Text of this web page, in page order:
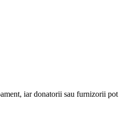
iar donatorii sau furnizorii pot